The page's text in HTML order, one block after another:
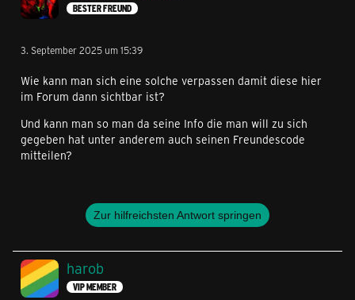
BESTER FREUND
3. September 2025 um 15:39
Wie kann man sich eine solche verpassen damit diese hier
im Forum dann sichtbar ist?
Und kann man so man da seine Info die man will zu sich
gegeben hat unter anderem auch seinen Freundescode
mitteilen?
Zur hilfreichsten Antwort springen
harob
VIP MEMBER